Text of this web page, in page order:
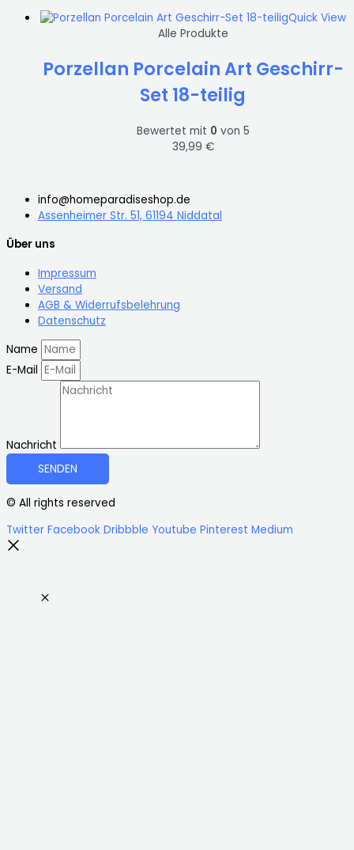
Quick View
Alle Produkte
Porzellan Porcelain Art Geschirr-
Set 18-teilig
Bewertet mit 0 von 5
39,99 €
info@homeparadiseshop.de
Assenheimer Str. 51, 61194 Niddatal
Über uns
Impressum
Versand
AGB & Widerrufsbelehrung
Datenschutz
Name
E-Mail
Nachricht
SENDEN
© All rights reserved
Twitter Facebook Dribbble Youtube Pinterest Medium